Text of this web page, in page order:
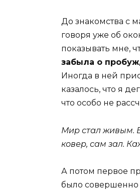
До знакомства с
говоря уже об
показывать мне,
забыла о
Иногда в ней
казалось, что я
что особо не
Мир стал живым.
ковер, сам зал.
А потом первое
было совершенно